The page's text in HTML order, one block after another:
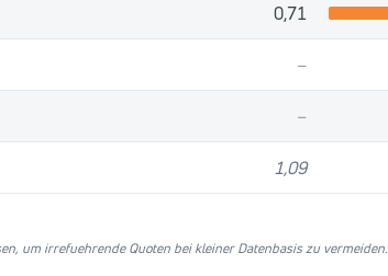
0,71
–
–
1,09
um irrefuehrende Quoten bei kleiner Datenbasis zu vermeiden.